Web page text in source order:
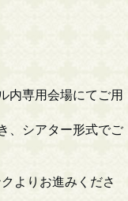
内専用会場にてご用
、シアター形式でご
よりお進みくださ